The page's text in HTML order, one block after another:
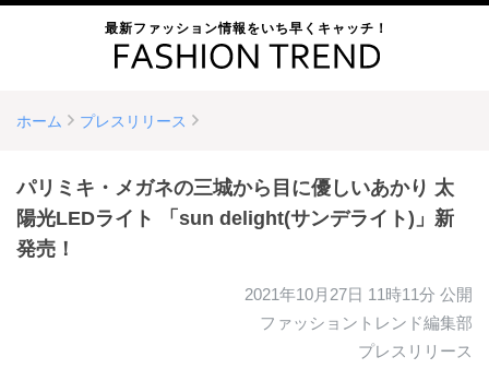
最新ファッション情報をいち早くキャッチ！
ホーム プレスリリース
パリミキ・メガネの三城から目に優しいあかり 太
陽光LEDライト 「sun delight(サンデライト)」新
発売！
2021年10月27日 11時11分 公開
ファッショントレンド編集部
プレスリリース